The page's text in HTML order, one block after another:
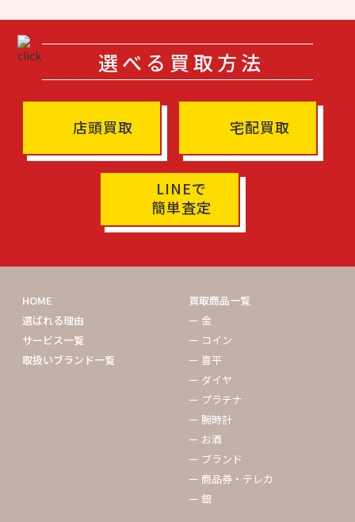
選べる買取方法
店頭買取 宅配買取
LINEで
簡単査定
HOME
選ばれる理由
サービス一覧
取扱いブランド一覧
買取商品一覧
ー 金
ー コイン
ー 喜平
ー ダイヤ
ー プラチナ
ー 腕時計
ー お酒
ー ブランド
ー 商品券・テレカ
ー 銀